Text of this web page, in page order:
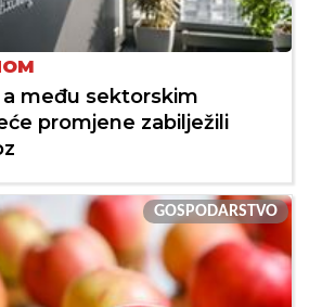
a među sektorskim
promjene zabilježili
GOSPODARSTVO